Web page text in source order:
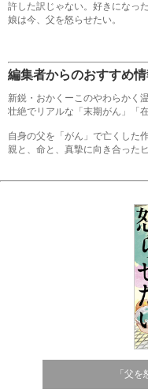
許した訳じゃない。好きにな
娘は今、父を怒らせたい。
編集者からのおすすめ情
新鋭・おかくーこのやわらかく
壮絶でリアルな「末期がん」「
自身の父を「がん」で亡くした
親と、命と、真摯に向き合った
「父